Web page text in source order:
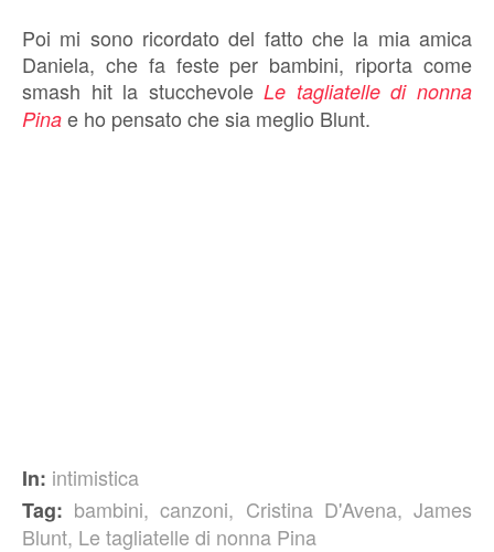
Poi mi sono ricordato del fatto che la mia amica
Daniela, che fa feste per bambini, riporta come
smash hit la stucchevoleLe tagliatelle di nonna
Pina e ho pensato che sia meglio Blunt.
In: intimistica
Tag: bambini,canzoni, Cristina D'Avena,James
Blunt, Le tagliatelle di nonna Pina